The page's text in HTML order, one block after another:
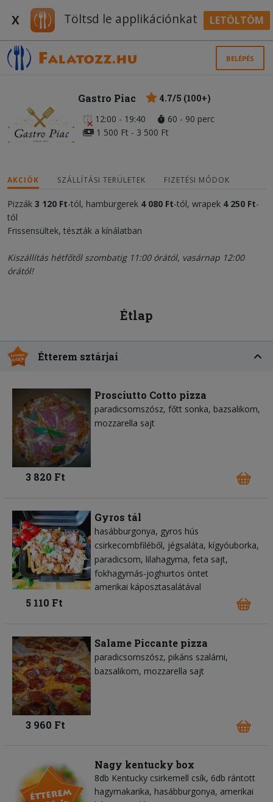
X Töltsd le applikációnkat LETÖLTÖM
BELÉPÉS
Gastro Piac
4.7/5 (100+)
12:00 - 19:40
60 - 90 perc
1 500 Ft - 3 500 Ft
AKCIÓK SZÁLLÍTÁSI TERÜLETEK FIZETÉSI MÓDOK
Pizzák 3 120 Ft-tól, hamburgerek 4 080 Ft-tól, wrapek 4 250 Ft-
tól
Frissensültek, tészták a kínálatban
Kiszállítás hétfőtől szombatig 11:00 órától, vasárnap 12:00
órától!
Étlap
Étterem sztárjai
Prosciutto Cotto pizza
paradicsomszósz főtt sonka bazsalikom
mozzarella sajt
3 820 Ft
Gyros tál
hasábburgonya gyros hús
csirkecombfiléből jégsaláta kígyóuborka
paradicsom lilahagyma feta sajt
fokhagymás-joghurtos öntet
amerikai káposztasalátával
5 110 Ft
Salame Piccante pizza
paradicsomszósz pikáns szalámi
bazsalikom mozzarella sajt
3 960 Ft
Nagy kentucky box
8db Kentucky csirkemell csík, 6db rántott
hagymakarika, hasábburgonya, amerikai